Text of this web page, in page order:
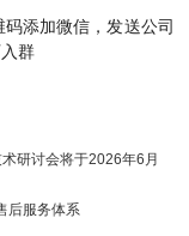
添加微信，发送公司
群
研讨会将于2026年6月
后服务体系